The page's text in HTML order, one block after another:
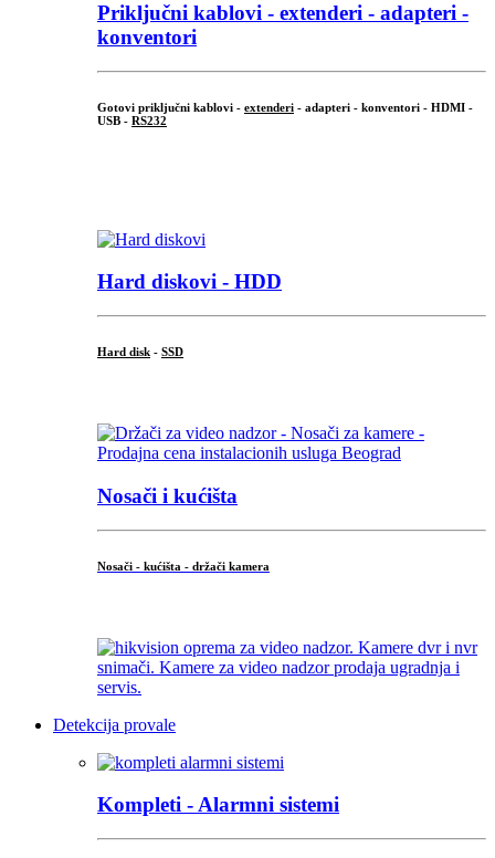
Priključni kablovi - extenderi - adapteri -
konventori
Gotovi priključni kablovi - extenderi - adapteri - konventori - HDMI -
USB - RS232
Hard diskovi - HDD
Hard disk - SSD
Nosači i kućišta
Nosači - kućišta - držači kamera
Detekcija provale
Kompleti - Alarmni sistemi